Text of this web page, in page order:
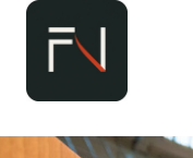
Zum
springen